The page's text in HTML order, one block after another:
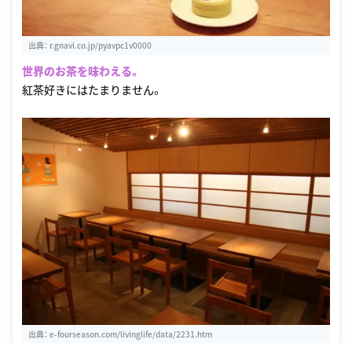
出典： r.gnavi.co.jp/pyavpc1v0000
世界のお茶を味わえる。
紅茶好きにはたまりません。
出典： e-fourseason.com/livinglife/data/2231.htm